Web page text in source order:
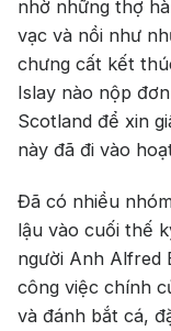
nhờ những thợ
vạc và nồi như
chưng cất kết
Islay nào nộp
Scotland để xin
này đã đi vào
Đã có nhiều
lậu vào cuối thế
người Anh Alfred
công việc chính
và đánh bắt cá,